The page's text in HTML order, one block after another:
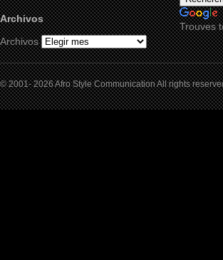
Archivos
Archivos
Trouves
© 2001- 2026 Afro Style Communication All rights